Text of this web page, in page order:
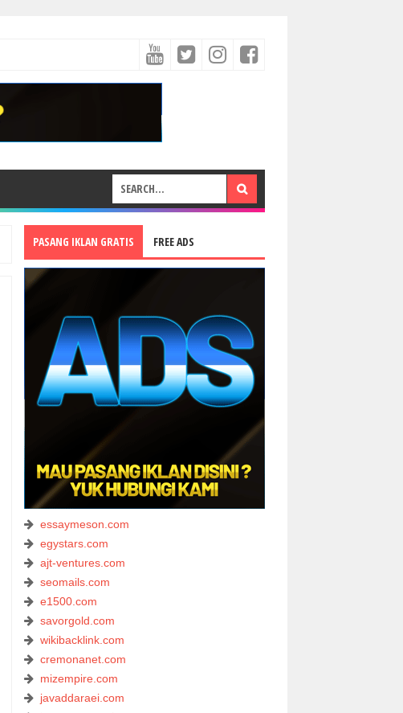
PASANG IKLAN GRATIS FREE ADS
essaymeson.com
egystars.com
ajt-ventures.com
seomails.com
e1500.com
savorgold.com
wikibacklink.com
cremonanet.com
mizempire.com
javaddaraei.com